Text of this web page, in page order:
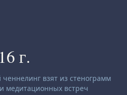
г.
ответственности:
взят из стенограмм
медитационных встреч